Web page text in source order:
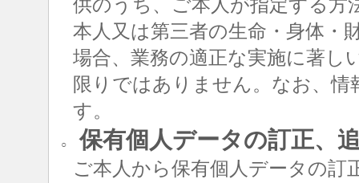
供のうち、ご本人が指定する方
本人又は第三者の生命・身体・
場合、業務の適正な実施に著し
限りではありません。なお、
す。
○ 保有個人データの訂正、
ご本人から保有個人データの訂